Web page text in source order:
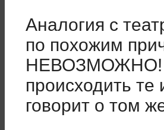
Аналогия с
по похожим
НЕВОЗМОЖНО!
происходить
говорит о том